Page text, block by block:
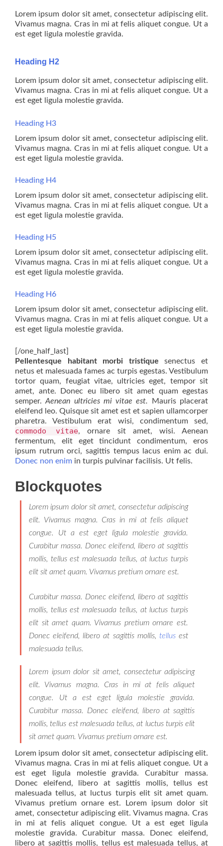
Lorem ipsum dolor sit amet, consectetur adipiscing elit.
Vivamus magna. Cras in mi at felis aliquet congue. Ut a
est eget ligula molestie gravida.
Heading H2
Lorem ipsum dolor sit amet, consectetur adipiscing elit.
Vivamus magna. Cras in mi at felis aliquet congue. Ut a
est eget ligula molestie gravida.
Heading H3
Lorem ipsum dolor sit amet, consectetur adipiscing elit.
Vivamus magna. Cras in mi at felis aliquet congue. Ut a
est eget ligula molestie gravida.
Heading H4
Lorem ipsum dolor sit amet, consectetur adipiscing elit.
Vivamus magna. Cras in mi at felis aliquet congue. Ut a
est eget ligula molestie gravida.
Heading H5
Lorem ipsum dolor sit amet, consectetur adipiscing elit.
Vivamus magna. Cras in mi at felis aliquet congue. Ut a
est eget ligula molestie gravida.
Heading H6
Lorem ipsum dolor sit amet, consectetur adipiscing elit.
Vivamus magna. Cras in mi at felis aliquet congue. Ut a
est eget ligula molestie gravida.
[/one_half_last]
Pellentesque habitant morbi tristique senectus et
netus et malesuada fames ac turpis egestas. Vestibulum
tortor quam, feugiat vitae, ultricies eget, tempor sit
amet, ante. Donec eu libero sit amet quam egestas
semper.Aenean ultricies mi vitae est. Mauris placerat
eleifend leo. Quisque sit amet est et sapien ullamcorper
pharetra. Vestibulum erat wisi, condimentum sed,
commodo vitae, ornare sit amet, wisi. Aenean
fermentum, elit eget tincidunt condimentum, eros
ipsum rutrum orci, sagittis tempus lacus enim ac dui.
Donec non enim in turpis pulvinar facilisis. Ut felis.
Blockquotes
Lorem ipsum dolor sit amet, consectetur adipiscing
elit. Vivamus magna. Cras in mi at felis aliquet
congue. Ut a est eget ligula molestie gravida.
Curabitur massa. Donec eleifend, libero at sagittis
mollis, tellus est malesuada tellus, at luctus turpis
elit sit amet quam. Vivamus pretium ornare est.
Curabitur massa. Donec eleifend, libero at sagittis
mollis, tellus est malesuada tellus, at luctus turpis
elit sit amet quam. Vivamus pretium ornare est.
Donec eleifend, libero at sagittis mollis, tellusest
malesuada tellus.
Lorem ipsum dolor sit amet, consectetur adipiscing
elit. Vivamus magna. Cras in mi at felis aliquet
congue. Ut a est eget ligula molestie gravida.
Curabitur massa. Donec eleifend, libero at sagittis
mollis, tellus est malesuada tellus, at luctus turpis elit
sit amet quam. Vivamus pretium ornare est.
Lorem ipsum dolor sit amet, consectetur adipiscing elit.
Vivamus magna. Cras in mi at felis aliquet congue. Ut a
est eget ligula molestie gravida. Curabitur massa.
Donec eleifend, libero at sagittis mollis, tellus est
malesuada tellus, at luctus turpis elit sit amet quam.
Vivamus pretium ornare est. Lorem ipsum dolor sit
amet, consectetur adipiscing elit. Vivamus magna. Cras
in mi at felis aliquet congue. Ut a est eget ligula
molestie gravida. Curabitur massa. Donec eleifend,
libero at sagittis mollis, tellus est malesuada tellus, at